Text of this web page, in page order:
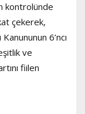
kontrolünde
çekerek,
6’ncı
ve
fiilen